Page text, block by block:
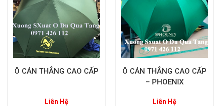
Ô CÁN THẲNG CAO CẤP
Liên Hệ
Ô CÁN THẲNG CAO CẤP
– PHOENIX
Liên Hệ